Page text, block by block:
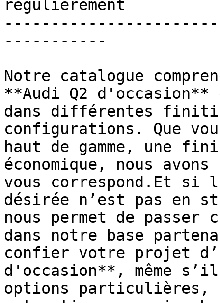
régulièrement
-----------
Notre catalogue
**Audi Q2 d'occasion**
dans différentes
configurations. Que
haut de gamme, une
économique, nous
vous correspond.Et si
désirée n’est pas en
nous permet de passer
dans notre base
confier votre projet
d'occasion**, même
options